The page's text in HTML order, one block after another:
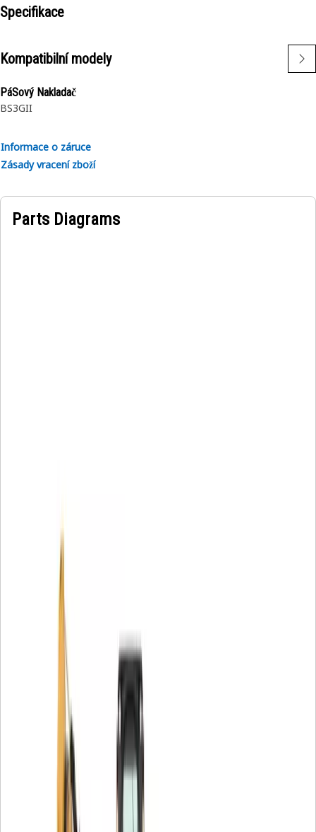
Specifikace
Kompatibilní modely
PáSový Nakladač
BS3GII
Informace o záruce
Zásady vracení zboží
Parts Diagrams